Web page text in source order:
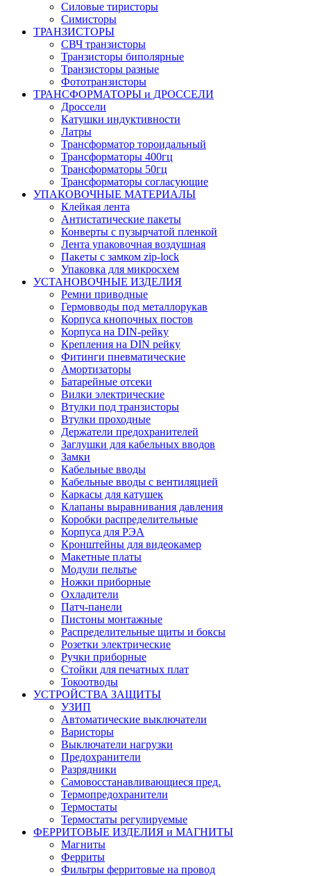
Силовые тиристоры
Симисторы
ТРАНЗИСТОРЫ
СВЧ транзисторы
Транзисторы биполярные
Транзисторы разные
Фототранзисторы
ТРАНСФОРМАТОРЫ и ДРОССЕЛИ
Дроссели
Катушки индуктивности
Латры
Трансформатор тороидальный
Трансформаторы 400гц
Трансформаторы 50гц
Трансформаторы согласующие
УПАКОВОЧНЫЕ МАТЕРИАЛЫ
Клейкая лента
Антистатические пакеты
Конверты с пузырчатой пленкой
Лента упаковочная воздушная
Пакеты с замком zip-lock
Упаковка для микросхем
УСТАНОВОЧНЫЕ ИЗДЕЛИЯ
Ремни приводные
Гермовводы под металлорукав
Корпуса кнопочных постов
Корпуса на DIN-рейку
Крепления на DIN рейку
Фитинги пневматические
Амортизаторы
Батарейные отсеки
Вилки электрические
Втулки под транзисторы
Втулки проходные
Держатели предохранителей
Заглушки для кабельных вводов
Замки
Кабельные вводы
Кабельные вводы с вентиляцией
Каркасы для катушек
Клапаны выравнивания давления
Коробки распределительные
Корпуса для РЭА
Кронштейны для видеокамер
Макетные платы
Модули пельтье
Ножки приборные
Охладители
Патч-панели
Пистоны монтажные
Распределительные щиты и боксы
Розетки электрические
Ручки приборные
Стойки для печатных плат
Токоотводы
УСТРОЙСТВА ЗАЩИТЫ
УЗИП
Автоматические выключатели
Варисторы
Выключатели нагрузки
Предохранители
Разрядники
Самовосстанавливающиеся пред.
Термопредохранители
Термостаты
Термостаты регулируемые
ФЕРРИТОВЫЕ ИЗДЕЛИЯ и МАГНИТЫ
Магниты
Ферриты
Фильтры ферритовые на провод